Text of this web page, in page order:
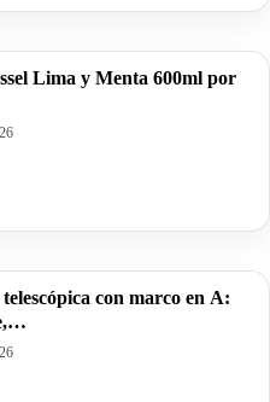
Lima y Menta 600ml por
con marco en A: